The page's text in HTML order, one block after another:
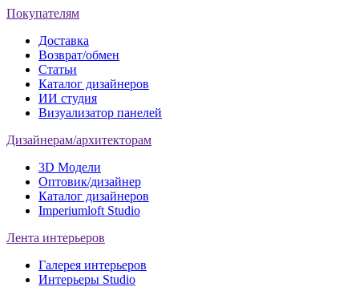
Покупателям
Доставка
Возврат/обмен
Статьи
Каталог дизайнеров
ИИ студия
Визуализатор панелей
Дизайнерам/архитекторам
3D Модели
Оптовик/дизайнер
Каталог дизайнеров
Imperiumloft Studio
Лента интерьеров
Галерея интерьеров
Интерьеры Studio